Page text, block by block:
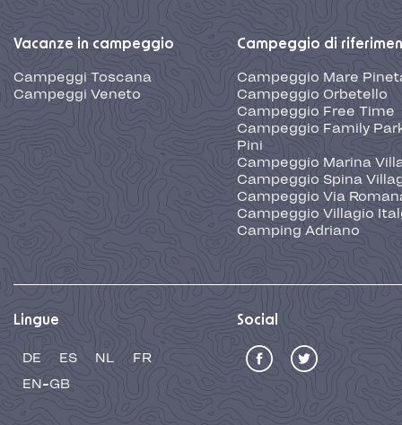
Vacanze in campeggio
Campeggi Toscana
Campeggi Veneto
Campeggio di
Campeggio Mare
Campeggio Orbetello
Campeggio Free Time
Campeggio Family
Pini
Campeggio Marina
Campeggio Spina
Campeggio Via
Campeggio Villagio
Camping Adriano
Lingue
DE ES NL
FR
EN-GB
Social